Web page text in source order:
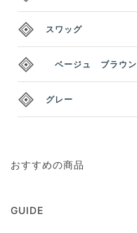
スワッグ
ベージュ ブラウン
グレー
おすすめの商品
GUIDE